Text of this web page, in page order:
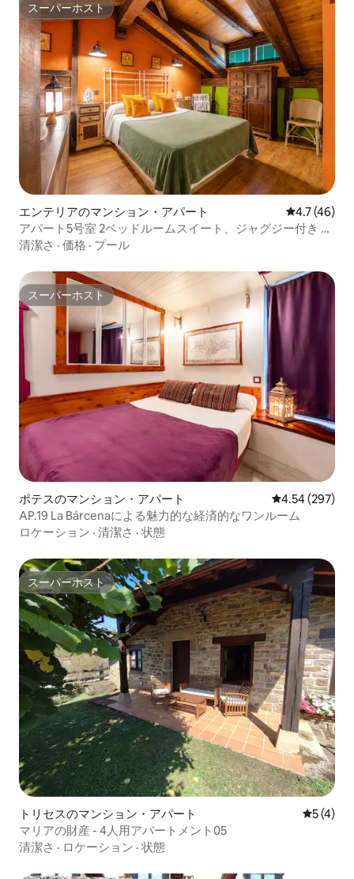
スーパーホスト
スーパーホスト
エンテリアのマンション・アパート レビュー46
4.7 (46)
アパート5号室 2ベッドルームスイート、ジャグジー付き by
La Bárcena
清潔さ · 価格 · プール
スーパーホスト
スーパーホスト
ポテスのマンション・アパート レビュー297
4.54 (297)
AP.19 La Bárcenaによる魅力的な経済的なワンルーム
ロケーション · 清潔さ · 状態
スーパーホスト
スーパーホスト
トリセスのマンション・アパート レビュー
5 (4)
マリアの財産 - 4人用アパートメント05
清潔さ · ロケーション · 状態